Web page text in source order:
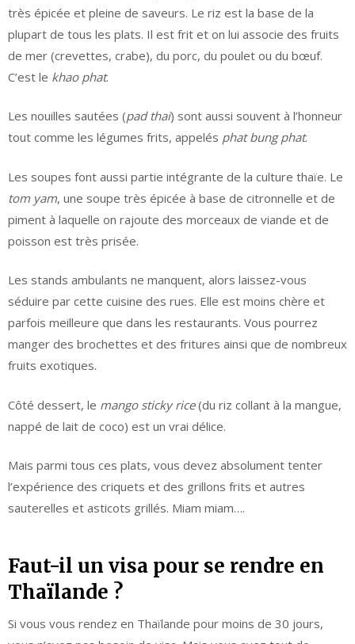
très épicée et pleine de saveurs. Le riz est la base de la
plupart de tous les plats. Il est frit et on lui associe des fruits
de mer (crevettes, crabe), du porc, du poulet ou du bœuf.
C’est le khao phat.
Les nouilles sautées (pad thai) sont aussi souvent à l’honneur
tout comme les légumes frits, appelés phat bung phat.
Les soupes font aussi partie intégrante de la culture thaïe. Le
tom yam, une soupe très épicée à base de citronnelle et de
piment à laquelle on rajoute des morceaux de viande et de
poisson est très prisée.
Les stands ambulants ne manquent, alors laissez-vous
séduire par cette cuisine des rues. Elle est moins chère et
parfois meilleure que dans les restaurants. Vous pourrez
manger des brochettes et des fritures ainsi que de nombreux
fruits exotiques.
Côté dessert, le mango sticky rice(du riz collant à la mangue,
nappé de lait de coco) est un vrai délice.
Mais parmi tous ces plats, vous devez absolument tenter
l’expérience des criquets et des grillons frits et autres
sauterelles et asticots grillés. Miam miam….
Faut-il un visa pour se rendre en
Thaïlande ?
Si vous vous rendez en Thaïlande pour moins de 30 jours,